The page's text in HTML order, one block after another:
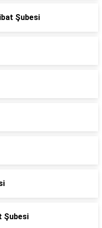
Şubesi
Şubesi